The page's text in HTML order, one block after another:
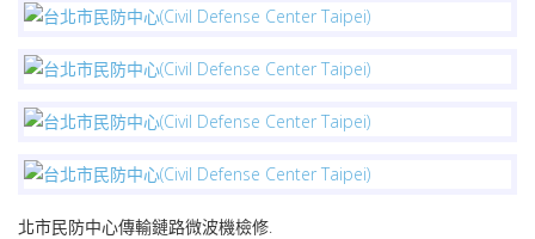
北市民防中心傳輸鏈路微波機檢修.